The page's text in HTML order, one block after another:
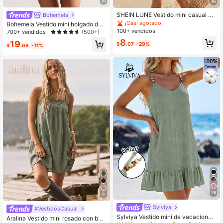
Bohemela
Bohemela Vestido mini holgado de
mujer de punto de unicolor con cuel
700+ vendidos (500+)
$19.69 -11%
4
#VestidosCasual
Aralina Vestido mini rosado con bor
16
SHEIN LUNE Vestido mini casual es
tampado para mujer, adecuado para
otoño/invierno
¡Casi agotado!
100+ vendidos
$8.07 -29%
26
Sylviya
Sylviya Vestido mini de vacaciones